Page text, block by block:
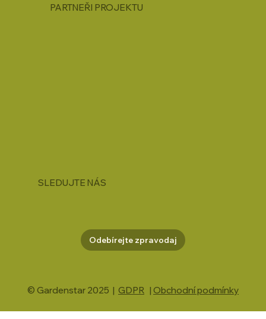
PARTNEŘI PROJEKTU
SLEDUJTE NÁS
Odebírejte zpravodaj
© Gardenstar 2025 | GDPR | Obchodní podmínky